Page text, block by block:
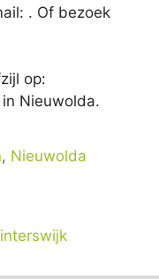
. Of bezoek
op:
Nieuwolda.
, Nieuwolda